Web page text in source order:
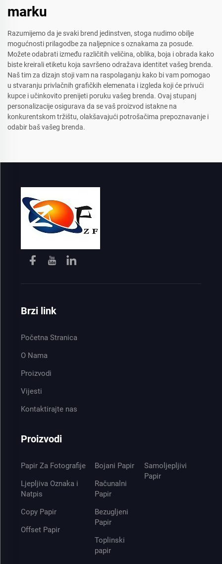
marku
Razumijemo da je svaki brend jedinstven, stoga nudimo obilje
mogućnosti prilagodbe za naljepnice s oznakama za posude.
Možete odabrati između različitih veličina, oblika, boja i obrada kako
biste kreirali etiketu koja savršeno odražava identitet vašeg brenda.
Naš tim za dizajn stoji vam na raspolaganju kako bi vam pomogao
u stvaranju privlačnih grafičkih elemenata i izgleda koji će privući
kupce i učinkovito prenijeti poruku vašeg brenda. Ovaj stupanj
personalizacije osigurava da se vaš proizvod istakne na
konkurentskom tržištu, olakšavajući potrošačima prepoznavanje i
odabir baš vašeg brenda.
Brzi link
Početna Stranica
O Nama
Proizvodi
Vijesti
Kontaktirajte nas
Proizvodi
Papir Za Fotografije
Ljepljiva Oznaka i
Natpis
Copy Papir
Offset Papir
Bojani Papir
Računalni
Papir
Bezugljeni
Papir
Toplinski
papir
Samoljepljivi
Papir